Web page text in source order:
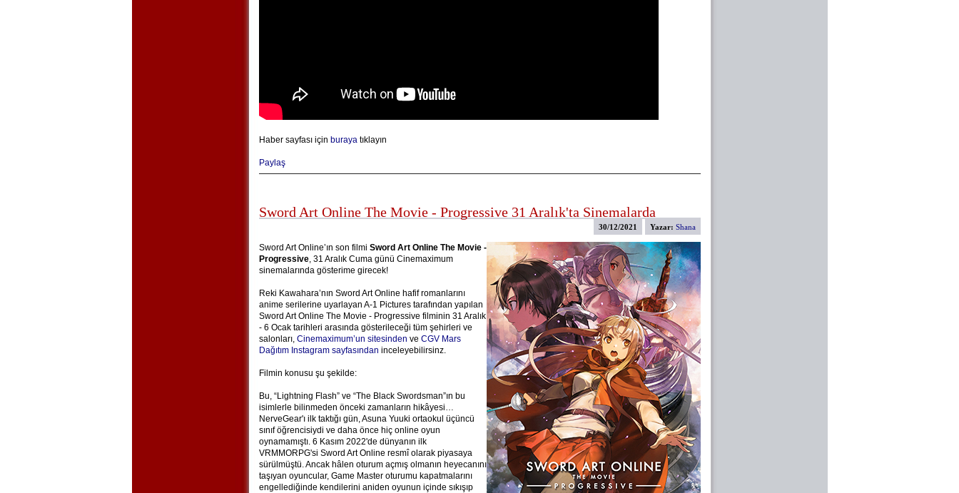
Haber sayfası için burayatıklayın
Paylaş
Sword Art Online The Movie - Progressive 31 Aralık'ta Sinemalarda
Yazar: Shana
30/12/2021
Sword Art Online’ın son filmi Sword Art Online The Movie -
Progressive, 31 Aralık Cuma günü Cinemaximum
sinemalarında gösterime girecek!
Reki Kawahara’nın Sword Art Online hafif romanlarını
anime serilerine uyarlayan A-1 Pictures tarafından yapılan
Sword Art Online The Movie - Progressive filminin 31 Aralık
- 6 Ocak tarihleri arasında gösterileceği tüm şehirleri ve
salonları, Cinemaximum’un sitesinden ve CGV Mars
Dağıtım Instagram sayfasından inceleyebilirsinz.
Filmin konusu şu şekilde:
Bu, “Lightning Flash” ve “The Black Swordsman”ın bu
isimlerle bilinmeden önceki zamanların hikâyesi…
NerveGear'ı ilk taktığı gün, Asuna Yuuki ortaokul üçüncü
sınıf öğrencisiydi ve daha önce hiç online oyun
oynamamıştı. 6 Kasım 2022'de dünyanın ilk
VRMMORPG'si Sword Art Online resmî olarak piyasaya
sürülmüştü. Ancak hâlen oturum açmış olmanın heyecanını
taşıyan oyuncular, Game Master oturumu kapatmalarını
engellediğinde kendilerini aniden oyunun içinde sıkışıp